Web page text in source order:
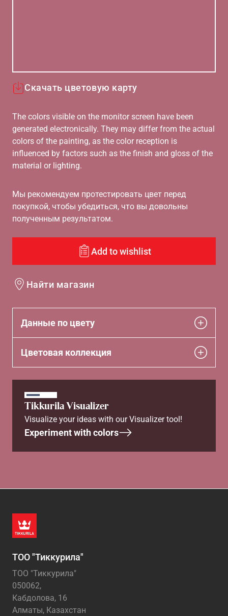
Скачать цветовую карту
The colors visible on the monitor screen have been
generated electronically. They may differ from the actual
colors of the painting, as the color reception is
influenced by factors such as the finish and gloss of the
material or lighting.
Мы рекомендуем протестировать цвет перед
покупкой, чтобы убедиться, что вы довольны
полученным результатом.
Add to wishlist
Найти магазин
Данные по цвету
Цветовая коллекция
Tikkurila Visualizer
Visualize your ideas with our Visualizer tool!
Experiment with colors
ТОО "Тиккурила"
ТОО "Тиккурила"
050062,
Кабдолова, 16
Алматы, Казахстан